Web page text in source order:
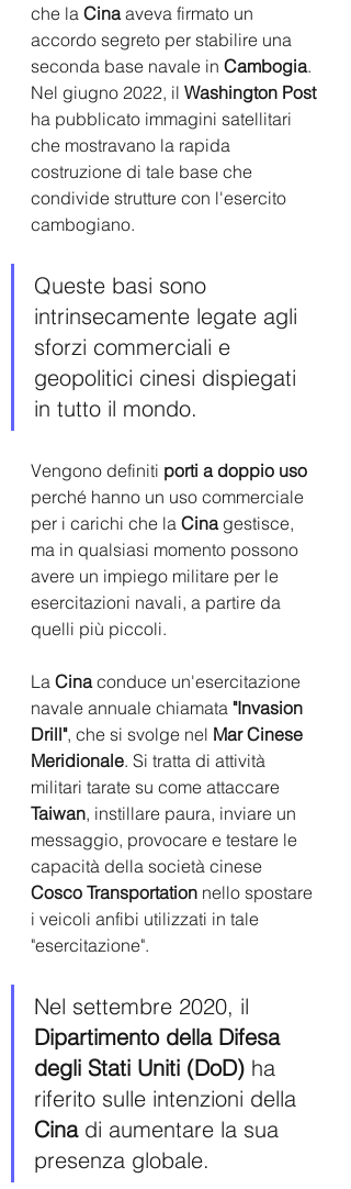
che la Cina aveva firmato un
accordo segreto per stabilire una
seconda base navale in Cambogia.
Nel giugno 2022, il Washington Post
ha pubblicato immagini satellitari
che mostravano la rapida
costruzione di tale base che
condivide strutture con l'esercito
cambogiano.
Queste basi sono
intrinsecamente legate agli
sforzi commerciali e
geopolitici cinesi dispiegati
in tutto il mondo.
Vengono definiti porti a doppio uso
perché hanno un uso commerciale
per i carichi che la Cina gestisce,
ma in qualsiasi momento possono
avere un impiego militare per le
esercitazioni navali, a partire da
quelli più piccoli.
La Cina conduce un'esercitazione
navale annuale chiamata "Invasion
Drill", che si svolge nel Mar Cinese
Meridionale. Si tratta di attività
militari tarate su come attaccare
Taiwan, instillare paura, inviare un
messaggio, provocare e testare le
capacità della società cinese
Cosco Transportation nello spostare
i veicoli anfibi utilizzati in tale
"esercitazione".
Nel settembre 2020, il
Dipartimento della Difesa
degli Stati Uniti (DoD) ha
riferito sulle intenzioni della
Cina di aumentare la sua
presenza globale.